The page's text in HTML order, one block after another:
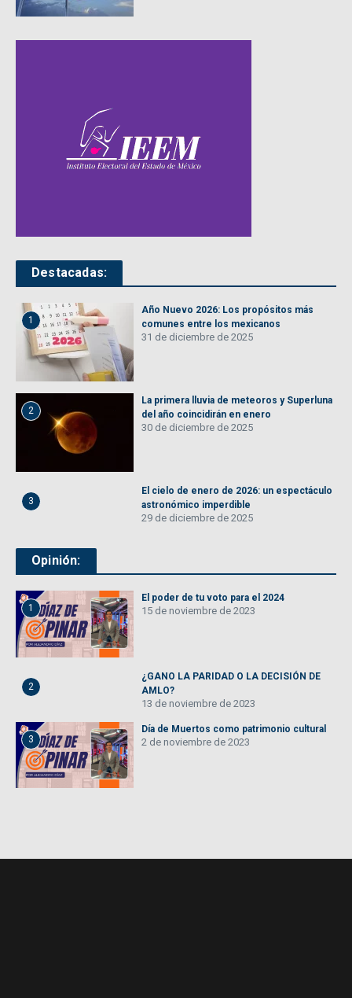
Destacadas:
1
Año Nuevo 2026: Los propósitos más
comunes entre los mexicanos
31 de diciembre de 2025
2
La primera lluvia de meteoros y Superluna
del año coincidirán en enero
30 de diciembre de 2025
3
El cielo de enero de 2026: un espectáculo
astronómico imperdible
29 de diciembre de 2025
Opinión:
1
El poder de tu voto para el 2024
15 de noviembre de 2023
2
¿GANO LA PARIDAD O LA DECISIÓN DE
AMLO?
13 de noviembre de 2023
3
Día de Muertos como patrimonio cultural
2 de noviembre de 2023